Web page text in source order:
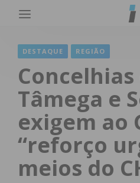
DESTAQUE REGIÃO
Concelhias
Tâmega e
exigem ao
“reforço
meios do